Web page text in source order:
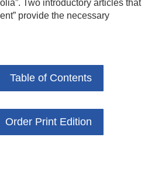
provide the necessary
Table of Contents
Order Print Edition